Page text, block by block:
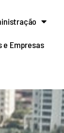
e Empresas